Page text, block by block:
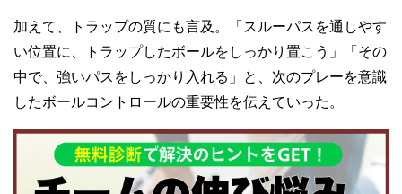
加えて、トラップの質にも言及。「スルーパスを通しやす
い位置に、トラップしたボールをしっかり置こう」「その
中で、強いパスをしっかり入れる」と、次のプレーを意識
したボールコントロールの重要性を伝えていった。